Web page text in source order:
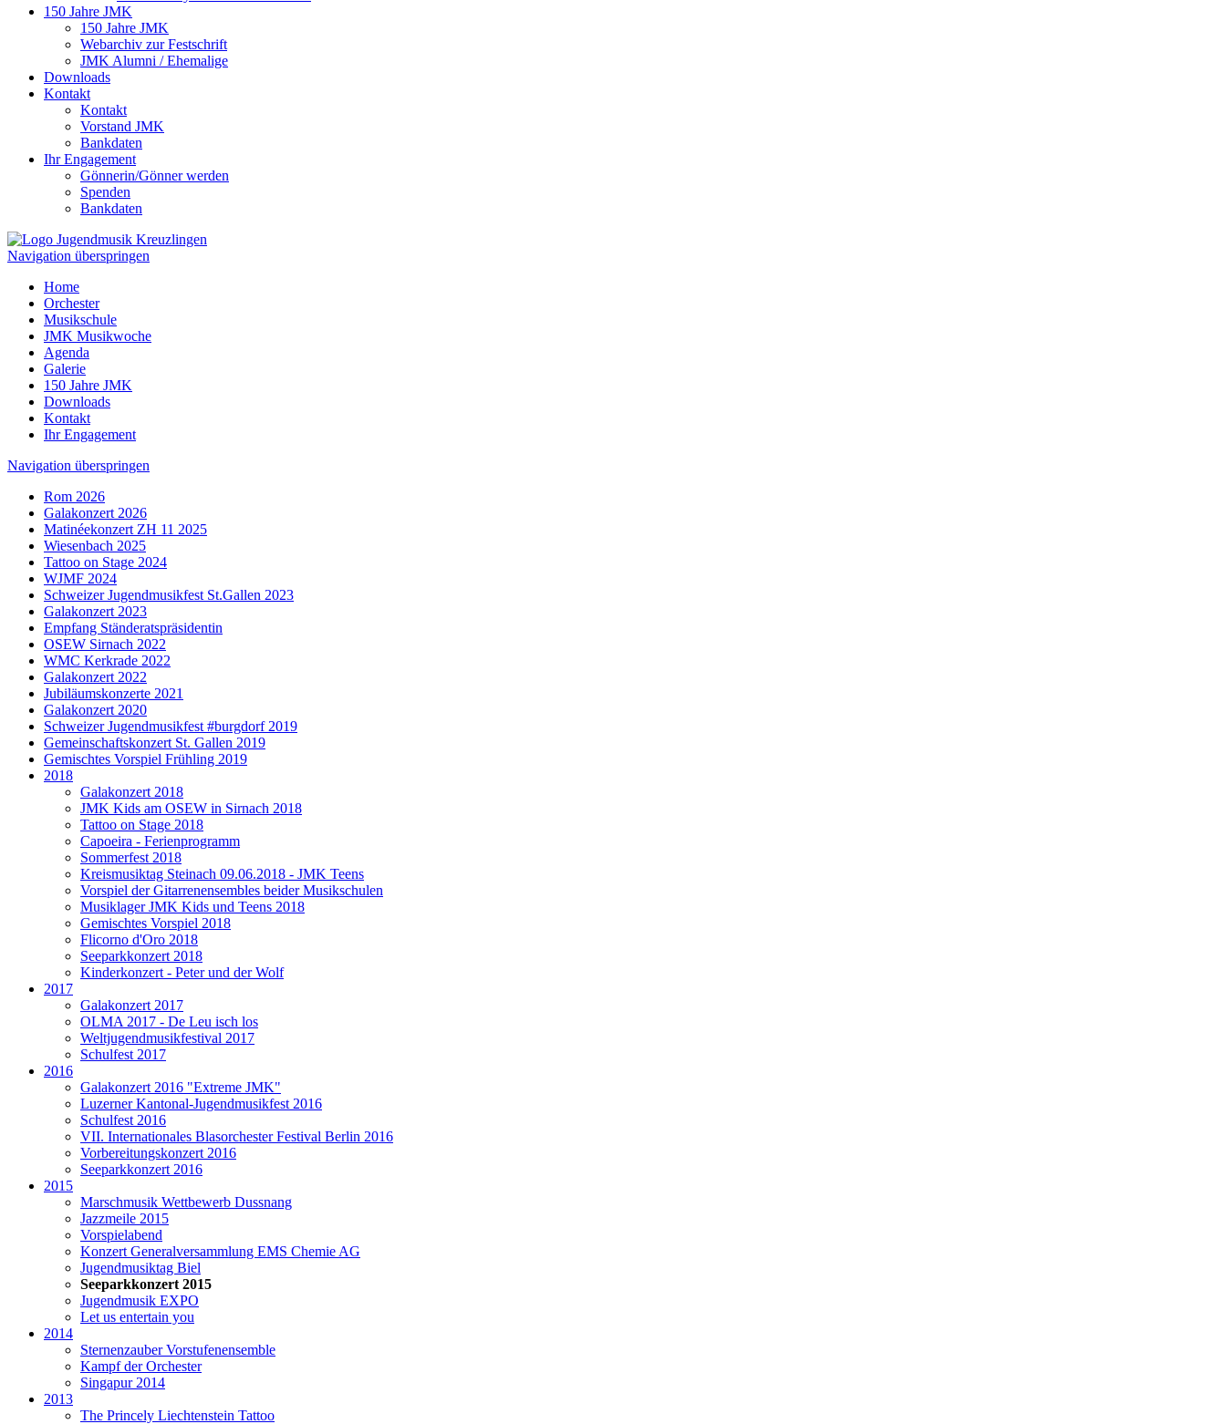
150 Jahre JMK
150 Jahre JMK
Webarchiv zur Festschrift
JMK Alumni / Ehemalige
Downloads
Kontakt
Kontakt
Vorstand JMK
Bankdaten
Ihr Engagement
Gönnerin/Gönner werden
Spenden
Bankdaten
Navigation überspringen
Home
Orchester
Musikschule
JMK Musikwoche
Agenda
Galerie
150 Jahre JMK
Downloads
Kontakt
Ihr Engagement
Navigation überspringen
Rom 2026
Galakonzert 2026
Matinéekonzert ZH 11 2025
Wiesenbach 2025
Tattoo on Stage 2024
WJMF 2024
Schweizer Jugendmusikfest St.Gallen 2023
Galakonzert 2023
Empfang Ständeratspräsidentin
OSEW Sirnach 2022
WMC Kerkrade 2022
Galakonzert 2022
Jubiläumskonzerte 2021
Galakonzert 2020
Schweizer Jugendmusikfest #burgdorf 2019
Gemeinschaftskonzert St. Gallen 2019
Gemischtes Vorspiel Frühling 2019
2018
Galakonzert 2018
JMK Kids am OSEW in Sirnach 2018
Tattoo on Stage 2018
Capoeira - Ferienprogramm
Sommerfest 2018
Kreismusiktag Steinach 09.06.2018 - JMK Teens
Vorspiel der Gitarrenensembles beider Musikschulen
Musiklager JMK Kids und Teens 2018
Gemischtes Vorspiel 2018
Flicorno d'Oro 2018
Seeparkkonzert 2018
Kinderkonzert - Peter und der Wolf
2017
Galakonzert 2017
OLMA 2017 - De Leu isch los
Weltjugendmusikfestival 2017
Schulfest 2017
2016
Galakonzert 2016 "Extreme JMK"
Luzerner Kantonal-Jugendmusikfest 2016
Schulfest 2016
VII. Internationales Blasorchester Festival Berlin 2016
Vorbereitungskonzert 2016
Seeparkkonzert 2016
2015
Marschmusik Wettbewerb Dussnang
Jazzmeile 2015
Vorspielabend
Konzert Generalversammlung EMS Chemie AG
Jugendmusiktag Biel
Seeparkkonzert 2015
Jugendmusik EXPO
Let us entertain you
2014
Sternenzauber Vorstufenensemble
Kampf der Orchester
Singapur 2014
2013
The Princely Liechtenstein Tattoo